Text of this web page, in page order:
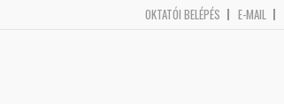
OKTATÓI BELÉPÉS E-MAIL